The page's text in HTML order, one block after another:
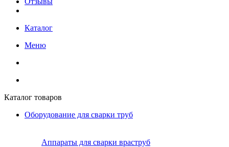
Каталог
Меню
Каталог товаров
Оборудование для сварки труб
Аппараты для сварки враструб